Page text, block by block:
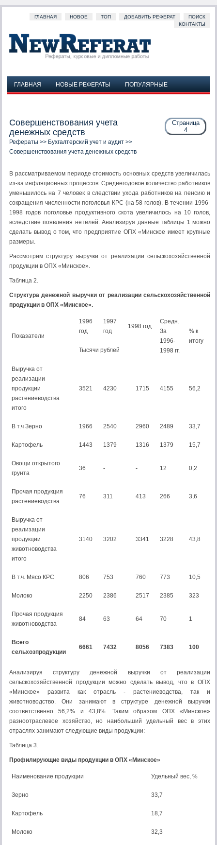
ГЛАВНАЯ НОВОЕ ТОП ДОБАВИТЬ РЕФЕРАТ
ПОИСК
КОНТАКТЫ
ГЛАВНАЯ НОВЫЕ РЕФЕРАТЫ
ПОПУЛЯРНЫЕ
Страница
4
Совершенствования учета
денежных средств
Рефераты >> Бухгалтерский учет и аудит >>
Совершенствования учета денежных средств
В рассматриваемом периоде стоимость основных средств увеличилась
из-за инфляционных процессов. Среднегодовое количество работников
уменьшилось на 7 человек в следствии ухода работников на пенсию и
сокращения численности поголовья КРС (на 58 голов). В течении 1996-
1998 годов поголовье продуктивного скота увеличилось на 10 голов,
вследствие появления нетелей. Анализируя данные таблицы 1 можно
сделать вывод о том, что предприятие ОПХ «Минское имеет крупные
размеры.
Рассмотрим структуру выручки от реализации сельскохозяйственной
продукции в ОПХ «Минское».
Таблица 2.
Структура денежной выручки от реализации сельскохозяйственной
продукции в ОПХ «Минское».
Показатели
1996
год
1997
год
1998 год
Средн.
За
1996-
1998 гг.
% к
итогу
Тысячи рублей
Выручка от
реализации
продукции
растениеводства
итого
3521 4230 1715 4155 56,2
В т.ч Зерно 1966 2540 2960 2489 33,7
Картофель 1443 1379 1316 1379 15,7
Овощи открытого
грунта
36 - - 12 0,2
Прочая продукция
растениеводства
76 311 413 266 3,6
Выручка от
реализации
продукции
животноводства
итого
3140 3202 3341 3228 43,8
В т.ч. Мясо КРС 806 753 760 773 10,5
Молоко 2250 2386 2517 2385 323
Прочая продукция
животноводства
84 63 64 70 1
Всего
сельхозпродукции
6661 7432 8056 7383 100
Анализируя структуру денежной выручки от реализации
сельскохозяйственной продукции можно сделать вывод, что в ОПХ
«Минское» развита как отрасль - растениеводства, так и
животноводство. Они занимают в структуре денежной выручки
соответственно 56,2% и 43,8%. Таким образом ОПХ «Минское»
разноотраслевое хозяйство, но наибольший удельный вес в этих
отраслях занимают следующие виды продукции:
Таблица 3.
Профилирующие виды продукции в ОПХ «Минское»
Наименование продукции Удельный вес, %
Зерно 33,7
Картофель 18,7
Молоко 32,3